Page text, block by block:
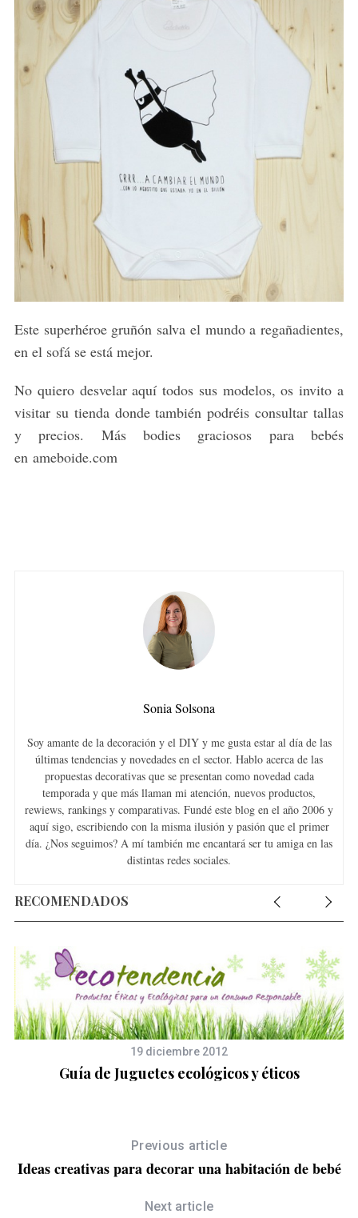
Este superhéroe gruñón salva el mundo a regañadientes,
en el sofá se está mejor.
No quiero desvelar aquí todos sus modelos, os invito a
visitar su tienda donde también podréis consultar tallas
y precios. Más bodies graciosos para bebés
en ameboide.com
Sonia Solsona
Soy amante de la decoración y el DIY y me gusta estar al día de las
últimas tendencias y novedades en el sector. Hablo acerca de las
propuestas decorativas que se presentan como novedad cada
temporada y que más llaman mi atención, nuevos productos,
rewiews, rankings y comparativas. Fundé este blog en el año 2006 y
aquí sigo, escribiendo con la misma ilusión y pasión que el primer
día. ¿Nos seguimos? A mí también me encantará ser tu amiga en las
distintas redes sociales.
RECOMENDADOS
19 diciembre 2012
Guía de Juguetes ecológicos y éticos
Previous article
Ideas creativas para decorar una habitación de bebé
Next article